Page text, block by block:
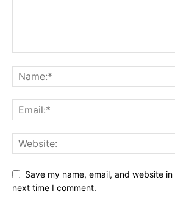
Save my name, email, and website
next time I comment.